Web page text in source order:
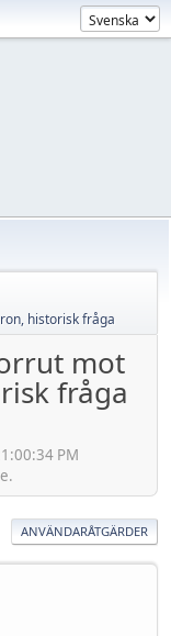
historisk fråga
mot
fråga
PM
ANVÄNDARÅTGÄRDER